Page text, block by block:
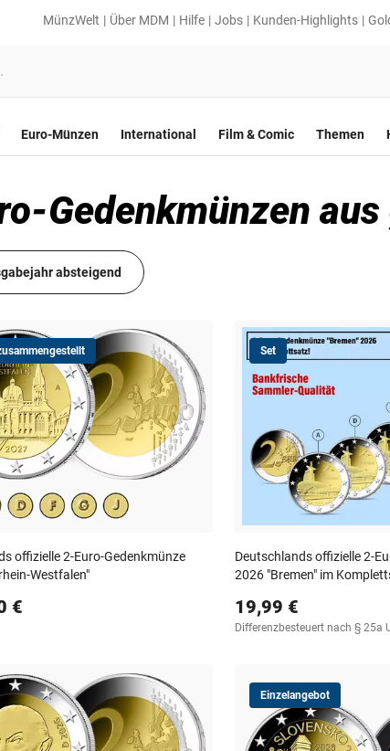
MünzWelt Über MDM Hilfe Jobs Kunden-Highlights
Euro-Münzen International Film & Comic Themen
Gedenkmünzen aus
absteigend
offizielle 2-Euro-Gedenkmünze
Westfalen"
€
Set
Deutschlands offizielle 2-
2026 "Bremen" im
19,99 €
Differenzbesteuert nach § 25a
Einzelangebot